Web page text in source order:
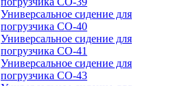
Универсальное сидение для
погрузчика CO-40
Универсальное сидение для
погрузчика CO-41
Универсальное сидение для
погрузчика CO-43